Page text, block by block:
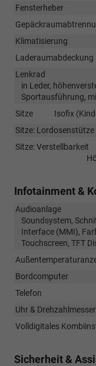
Fensterheber
Klimatisierung
Laderaumabdeckung
Lenkrad
in Leder,
Sportausführung,
Sitze
Isofix
Sitze: Lordosenstütze
Sitze: Verstellbarkeit
Infotainment &
Audioanlage
Soundsystem,
Interface (MMI),
Touchscreen, TFT
Bordcomputer
Telefon
Uhr & Drehzahlmesser
Volldigitales
Sicherheit &